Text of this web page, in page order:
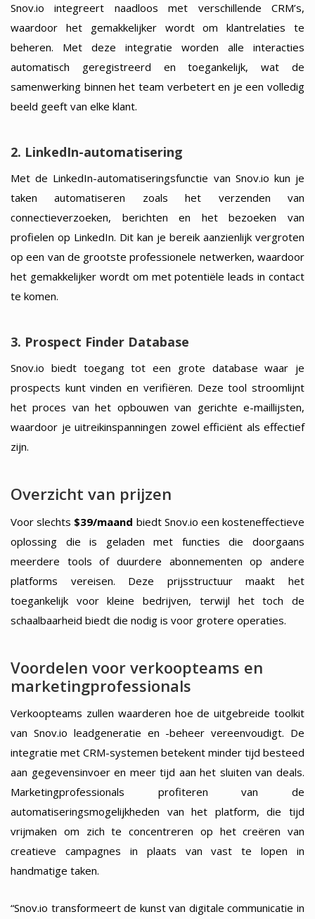
Snov.io integreert naadloos met verschillende CRM’s,
waardoor het gemakkelijker wordt om klantrelaties te
beheren. Met deze integratie worden alle interacties
automatisch geregistreerd en toegankelijk, wat de
samenwerking binnen het team verbetert en je een volledig
beeld geeft van elke klant.
2. LinkedIn-automatisering
Met de LinkedIn-automatiseringsfunctie van Snov.io kun je
taken automatiseren zoals het verzenden van
connectieverzoeken, berichten en het bezoeken van
profielen op LinkedIn. Dit kan je bereik aanzienlijk vergroten
op een van de grootste professionele netwerken, waardoor
het gemakkelijker wordt om met potentiële leads in contact
te komen.
3. Prospect Finder Database
Snov.io biedt toegang tot een grote database waar je
prospects kunt vinden en verifiëren. Deze tool stroomlijnt
het proces van het opbouwen van gerichte e-maillijsten,
waardoor je uitreikinspanningen zowel efficiënt als effectief
zijn.
Overzicht van prijzen
Voor slechts $39/maand biedt Snov.io een kosteneffectieve
oplossing die is geladen met functies die doorgaans
meerdere tools of duurdere abonnementen op andere
platforms vereisen. Deze prijsstructuur maakt het
toegankelijk voor kleine bedrijven, terwijl het toch de
schaalbaarheid biedt die nodig is voor grotere operaties.
Voordelen voor verkoopteams en
marketingprofessionals
Verkoopteams zullen waarderen hoe de uitgebreide toolkit
van Snov.io leadgeneratie en -beheer vereenvoudigt. De
integratie met CRM-systemen betekent minder tijd besteed
aan gegevensinvoer en meer tijd aan het sluiten van deals.
Marketingprofessionals profiteren van de
automatiseringsmogelijkheden van het platform, die tijd
vrijmaken om zich te concentreren op het creëren van
creatieve campagnes in plaats van vast te lopen in
handmatige taken.
“Snov.io transformeert de kunst van digitale communicatie in